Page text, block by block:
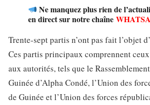
Ne manquez plus rien de
en direct sur notre chaîne
Trente-sept partis n’ont pas fait l’objet
Ces partis principaux comprennent
aux autorités, tels que le
Guinée d’Alpha Condé, l’Union des
de Guinée et l’Union des forces